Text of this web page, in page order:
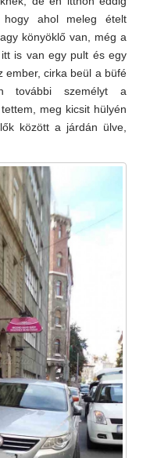
hogy ahol meleg ételt
könyöklő van, még a
is van egy pult és egy
ember, cirka beül a büfé
további személyt a
meg kicsit hülyén
között a járdán ülve,